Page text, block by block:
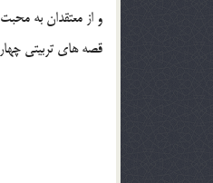
و از معتقدان به
قصه هاي تربيتي